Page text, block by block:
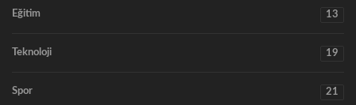
Eğitim 13
Teknoloji 19
Spor 21